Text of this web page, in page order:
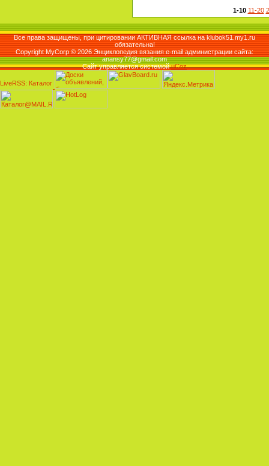
1-10 11-20
Все права защищены, при цитировании АКТИВНАЯ ссылка на klubok51.my1.ru
обязательна!
Copyright MyCorp © 2026 Энциклопедия вязания e-mail администрации сайта:
anansy77@gmail.com
Сайт управляется системойuCoz